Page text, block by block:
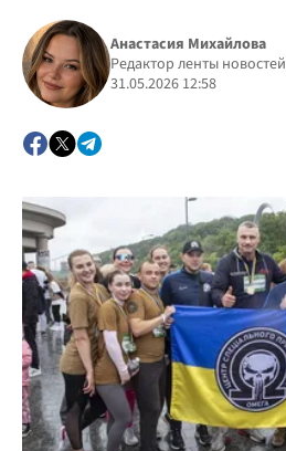
Анастасия Михайлова
Редактор ленты новостей
31.05.2026 12:58